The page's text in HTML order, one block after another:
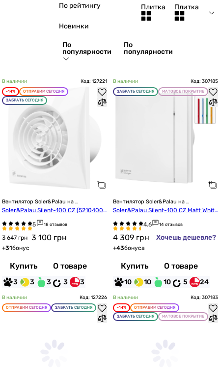
По рейтингу
Новинки
По
популярности
По
популярности
Плитка Плитка
В наличии Код: 127221
-14%
ОТПРАВИМ СЕГОДНЯ
ЗАБРАТЬ СЕГОДНЯ
Вентилятор Soler&Palau на
подшипниках
Soler&Palau Silent-100 CZ (52104007
18 отзывов
3 647 грн 3 100 грн
+31бонус
Купить О товаре
3 3 3 3 3
В наличии Код: 307185
ЗАБРАТЬ СЕГОДНЯ МАТОВОЕ ПОКРЫТИЕ
Вентилятор Soler&Palau на
подшипниках
Soler&Palau Silent-100 CZ Matt White
14 отзывов
4 309 грн Хочешь дешевле?
+43бонуса
Купить О товаре
10 10 10 5 24
В наличии Код: 127226
ОТПРАВИМ СЕГОДНЯ ЗАБРАТЬ СЕГОДНЯ
В наличии Код: 307183
-14%
ОТПРАВИМ СЕГОДНЯ
ЗАБРАТЬ СЕГОДНЯ
МАТОВОЕ ПОКРЫТИЕ